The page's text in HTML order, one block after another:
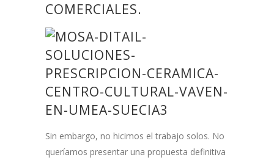
COMERCIALES.
Sin embargo, no hicimos el trabajo solos. No
queríamos presentar una propuesta definitiva